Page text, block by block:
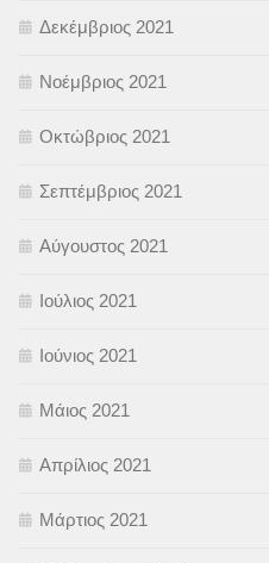
Δεκέμβριος 2021
Νοέμβριος 2021
Οκτώβριος 2021
Σεπτέμβριος 2021
Αύγουστος 2021
Ιούλιος 2021
Ιούνιος 2021
Μάιος 2021
Απρίλιος 2021
Μάρτιος 2021